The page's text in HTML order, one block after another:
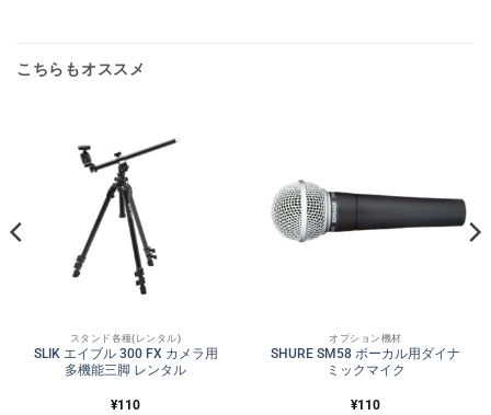
こちらもオススメ
スタンド各種(レンタル)
SLIK エイブル 300 FX カメラ用
多機能三脚 レンタル
¥110
オプション機材
SHURE SM58 ボーカル用ダイナ
ミックマイク
¥110